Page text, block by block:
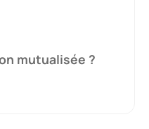
mutualisée ?